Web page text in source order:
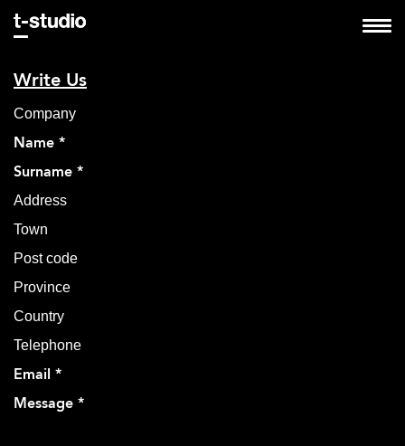
Write Us
Company
Name *
Surname *
Address
Town
Post code
Province
Country
Telephone
Email *
Message *